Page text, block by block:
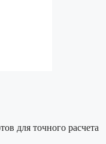
для точного расчета